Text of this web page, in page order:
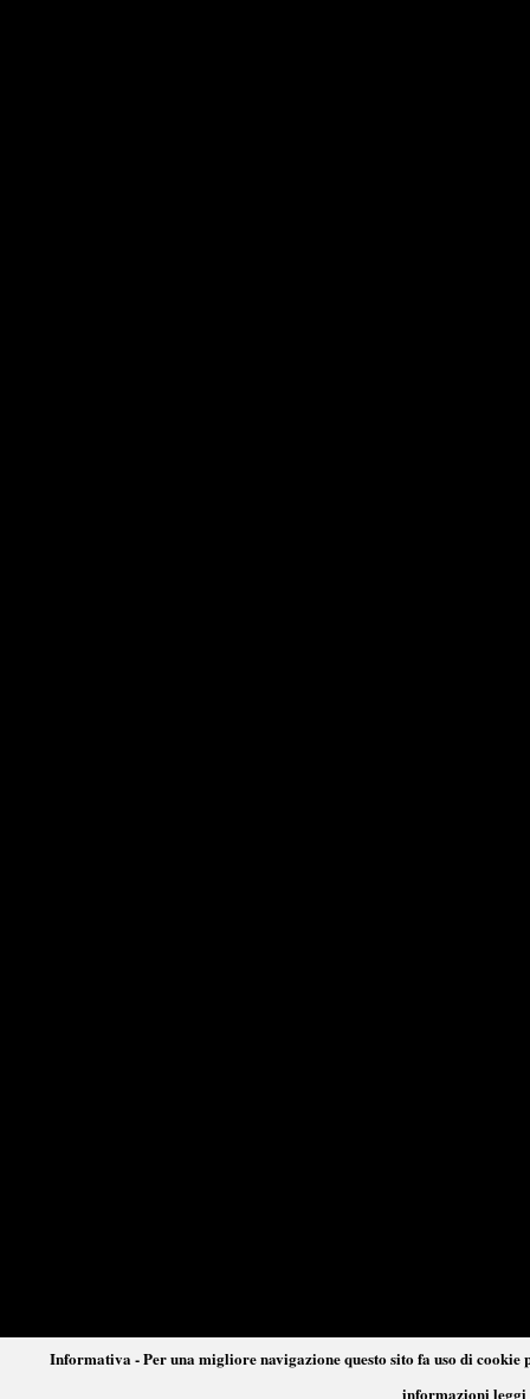
Informativa - Per una migliore navigazione questo sito fa uso di
informazioni leggi